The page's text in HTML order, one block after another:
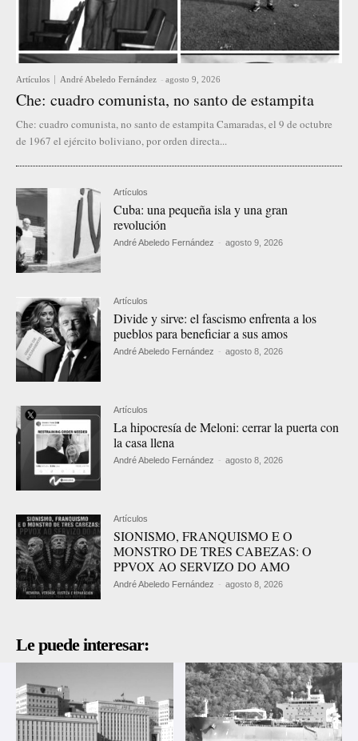
Artículos André Abeledo Fernández - agosto 9, 2026
Che: cuadro comunista, no santo de estampita
Che: cuadro comunista, no santo de estampita Camaradas, el 9 de octubre
de 1967 el ejército boliviano, por orden directa...
Artículos
Cuba: una pequeña isla y una gran
revolución
André Abeledo Fernández - agosto 9, 2026
Artículos
Divide y sirve: el fascismo enfrenta a los
pueblos para beneficiar a sus amos
André Abeledo Fernández - agosto 8, 2026
Artículos
La hipocresía de Meloni: cerrar la puerta con
la casa llena
André Abeledo Fernández - agosto 8, 2026
Artículos
SIONISMO, FRANQUISMO E O
MONSTRO DE TRES CABEZAS: O
PPVOX AO SERVIZO DO AMO
André Abeledo Fernández - agosto 8, 2026
Le puede interesar: